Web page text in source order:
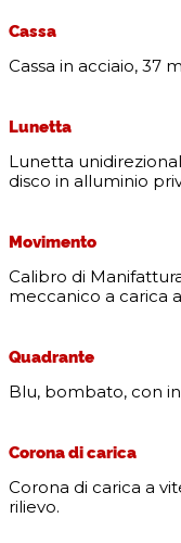
Cassa
Cassa in acciaio, 37
Lunetta
Lunetta
disco in alluminio
Movimento
Calibro di
meccanico a carica
Quadrante
Blu, bombato, con
Corona di carica
Corona di carica a
rilievo.